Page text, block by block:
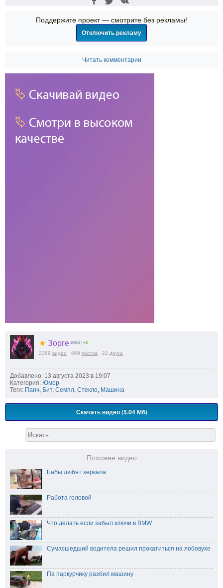
Поддержите проект — смотрите без рекламы!
Отключить рекламу
Читать комментарии
★ Зорге 36963 | +2
2389 видео 669 постов 22 друга
Добавлено: 13 августа 2023 в 19:07
Категория: Юмор
Теги: Панч Бит, Семпл Стекло Машина
Скачать видео (5.04 Мб)
Похожее видео
Бабы любят зеркала
Работа головой
Что делать если забыл ключи в BMW
Сумасшедший водитела решил прокатиться на лобовухе
Па паркурчику разбил машину